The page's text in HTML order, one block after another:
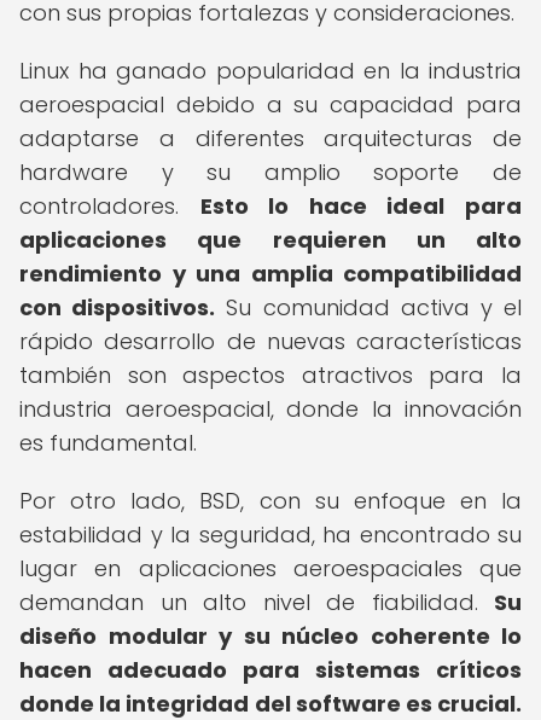
con sus propias fortalezas y consideraciones.
Linux ha ganado popularidad en la industria
aeroespacial debido a su capacidad para
adaptarse a diferentes arquitecturas de
hardware y su amplio soporte de
controladores. Esto lo hace ideal para
aplicaciones que requieren un alto
rendimiento y una amplia compatibilidad
con dispositivos. Su comunidad activa y el
rápido desarrollo de nuevas características
también son aspectos atractivos para la
industria aeroespacial, donde la innovación
es fundamental.
Por otro lado, BSD, con su enfoque en la
estabilidad y la seguridad, ha encontrado su
lugar en aplicaciones aeroespaciales que
demandan un alto nivel de fiabilidad. Su
diseño modular y su núcleo coherente lo
hacen adecuado para sistemas críticos
donde la integridad del software es crucial.